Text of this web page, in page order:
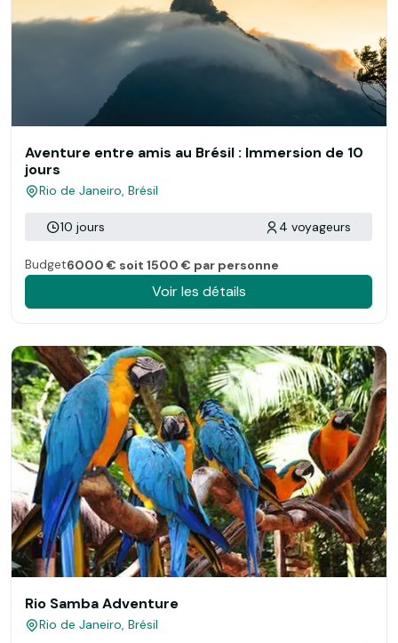
Aventure entre amis au Brésil : Immersion de 10
jours
Rio de Janeiro, Brésil
10 jours 4 voyageurs
Budget6000 € soit 1500 € par personne
Voir les détails
Rio Samba Adventure
Rio de Janeiro, Brésil